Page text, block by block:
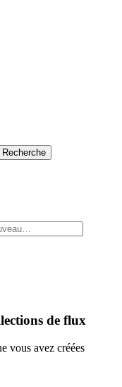
Recherche
de flux
vous avez créées